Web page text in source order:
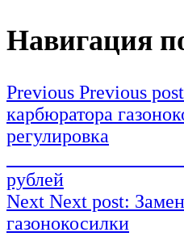
Навигация
Previous Previous
карбюратора
регулировка
рублей
Next Next post:
газонокосилки